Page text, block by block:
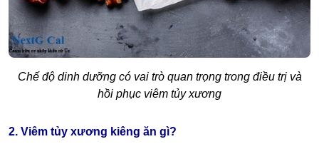
Chế độ dinh dưỡng có vai trò quan trọng trong điều trị và
hồi phục viêm tủy xương
2. Viêm tủy xương kiêng ăn gì?